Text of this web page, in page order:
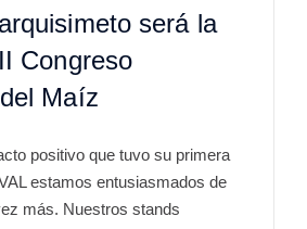
será la
Congreso
Maíz
positivo que tuvo su primera
estamos entusiasmados de
más. Nuestros stands